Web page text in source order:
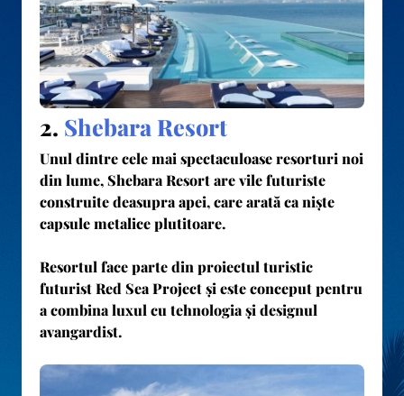
2. Shebara Resort
Unul dintre cele mai spectaculoase resorturi noi
din lume,Shebara Resortare vile futuriste
construite deasupra apei, care arată ca niște
capsule metalice plutitoare.
Resortul face parte din proiectul turistic
futuristRed Sea Projectși este conceput pentru
a combina luxul cu tehnologia și designul
avangardist.